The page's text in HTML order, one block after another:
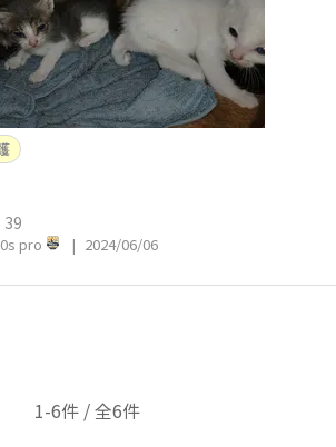
39
pro | 2024/06/06
1-6件 / 全6件